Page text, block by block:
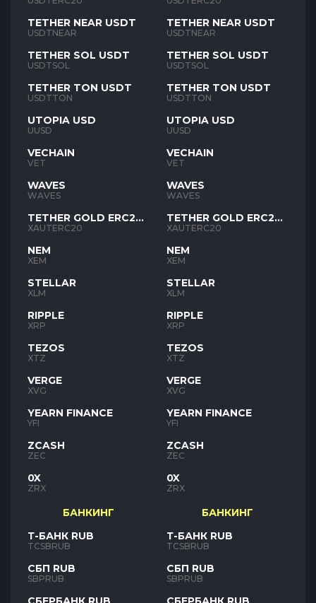
TETHER NEAR USDT
USDTNEAR
TETHER SOL USDT
USDTSOL
TETHER TON USDT
USDTTON
UTOPIA USD
UUSD
VECHAIN
VET
WAVES
WAVES
TETHER GOLD ERC20
XAUT
XAUTERC20
NEM
XEM
STELLAR
XLM
RIPPLE
XRP
TEZOS
XTZ
VERGE
XVG
YEARN FINANCE
YFI
ZCASH
ZEC
0X
ZRX
БАНКИНГ
Т-БАНК RUB
TCSBRUB
СБП RUB
SBPRUB
TETHER NEAR USDT
USDTNEAR
TETHER SOL USDT
USDTSOL
TETHER TON USDT
USDTTON
UTOPIA USD
UUSD
VECHAIN
VET
WAVES
WAVES
TETHER GOLD ERC20
XAUT
XAUTERC20
NEM
XEM
STELLAR
XLM
RIPPLE
XRP
TEZOS
XTZ
VERGE
XVG
YEARN FINANCE
YFI
ZCASH
ZEC
0X
ZRX
БАНКИНГ
Т-БАНК RUB
TCSBRUB
СБП RUB
SBPRUB